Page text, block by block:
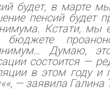
будет, в марте
пенсий будет
Кстати, мы
бюджете
Думаю,
состоится —
в этом году и
««, — заявила Галина